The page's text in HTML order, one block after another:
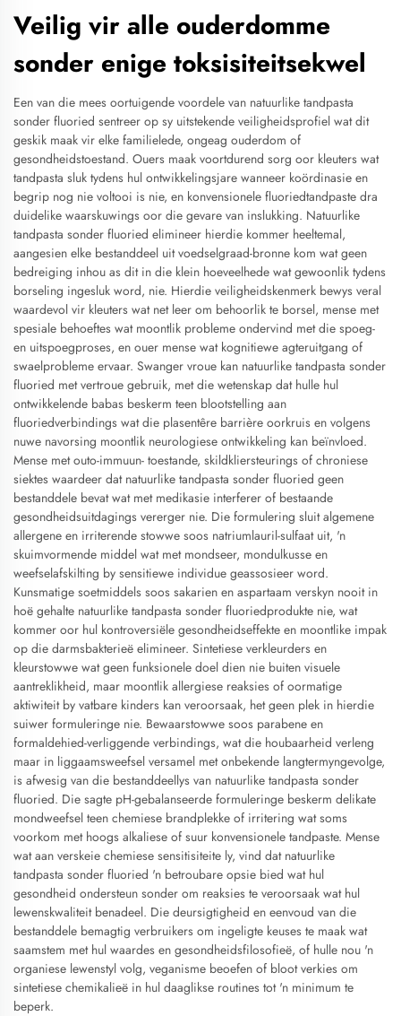
Veilig vir alle ouderdomme
sonder enige toksisiteitsekwel
Een van die mees oortuigende voordele van natuurlike tandpasta
sonder fluoried sentreer op sy uitstekende veiligheidsprofiel wat dit
geskik maak vir elke familielede, ongeag ouderdom of
gesondheidstoestand. Ouers maak voortdurend sorg oor kleuters wat
tandpasta sluk tydens hul ontwikkelingsjare wanneer koördinasie en
begrip nog nie voltooi is nie, en konvensionele fluoriedtandpaste dra
duidelike waarskuwings oor die gevare van inslukking. Natuurlike
tandpasta sonder fluoried elimineer hierdie kommer heeltemal,
aangesien elke bestanddeel uit voedselgraad-bronne kom wat geen
bedreiging inhou as dit in die klein hoeveelhede wat gewoonlik tydens
borseling ingesluk word, nie. Hierdie veiligheidskenmerk bewys veral
waardevol vir kleuters wat net leer om behoorlik te borsel, mense met
spesiale behoeftes wat moontlik probleme ondervind met die spoeg-
en uitspoegproses, en ouer mense wat kognitiewe agteruitgang of
swaelprobleme ervaar. Swanger vroue kan natuurlike tandpasta sonder
fluoried met vertroue gebruik, met die wetenskap dat hulle hul
ontwikkelende babas beskerm teen blootstelling aan
fluoriedverbindings wat die plasentêre barrière oorkruis en volgens
nuwe navorsing moontlik neurologiese ontwikkeling kan beïnvloed.
Mense met outo-immuun- toestande, skildkliersteurings of chroniese
siektes waardeer dat natuurlike tandpasta sonder fluoried geen
bestanddele bevat wat met medikasie interferer of bestaande
gesondheidsuitdagings vererger nie. Die formulering sluit algemene
allergene en irriterende stowwe soos natriumlauril-sulfaat uit, 'n
skuimvormende middel wat met mondseer, mondulkusse en
weefselafskilting by sensitiewe individue geassosieer word.
Kunsmatige soetmiddels soos sakarien en aspartaam verskyn nooit in
hoë gehalte natuurlike tandpasta sonder fluoriedprodukte nie, wat
kommer oor hul kontroversiële gesondheidseffekte en moontlike impak
op die darmsbakterieë elimineer. Sintetiese verkleurders en
kleurstowwe wat geen funksionele doel dien nie buiten visuele
aantreklikheid, maar moontlik allergiese reaksies of oormatige
aktiwiteit by vatbare kinders kan veroorsaak, het geen plek in hierdie
suiwer formuleringe nie. Bewaarstowwe soos parabene en
formaldehied-verliggende verbindings, wat die houbaarheid verleng
maar in liggaamsweefsel versamel met onbekende langtermyngevolge,
is afwesig van die bestanddeellys van natuurlike tandpasta sonder
fluoried. Die sagte pH-gebalanseerde formuleringe beskerm delikate
mondweefsel teen chemiese brandplekke of irritering wat soms
voorkom met hoogs alkaliese of suur konvensionele tandpaste. Mense
wat aan verskeie chemiese sensitisiteite ly, vind dat natuurlike
tandpasta sonder fluoried 'n betroubare opsie bied wat hul
gesondheid ondersteun sonder om reaksies te veroorsaak wat hul
lewenskwaliteit benadeel. Die deursigtigheid en eenvoud van die
bestanddele bemagtig verbruikers om ingeligte keuses te maak wat
saamstem met hul waardes en gesondheidsfilosofieë, of hulle nou 'n
organiese lewenstyl volg, veganisme beoefen of bloot verkies om
sintetiese chemikalieë in hul daaglikse routines tot 'n minimum te
beperk.